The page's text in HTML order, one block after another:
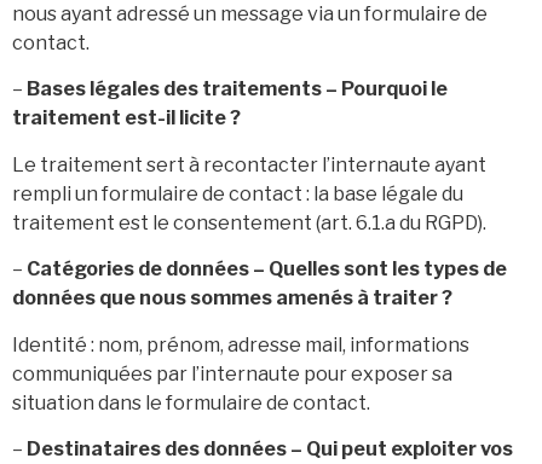
nous ayant adressé un message via un formulaire de
contact.
– Bases légales des traitements – Pourquoi le
traitement est-il licite ?
Le traitement sert à recontacter l’internaute ayant
rempli un formulaire de contact : la base légale du
traitement est le consentement (art. 6.1.a du RGPD).
– Catégories de données – Quelles sont les types de
données que nous sommes amenés à traiter ?
Identité : nom, prénom, adresse mail, informations
communiquées par l’internaute pour exposer sa
situation dans le formulaire de contact.
– Destinataires des données – Qui peut exploiter vos